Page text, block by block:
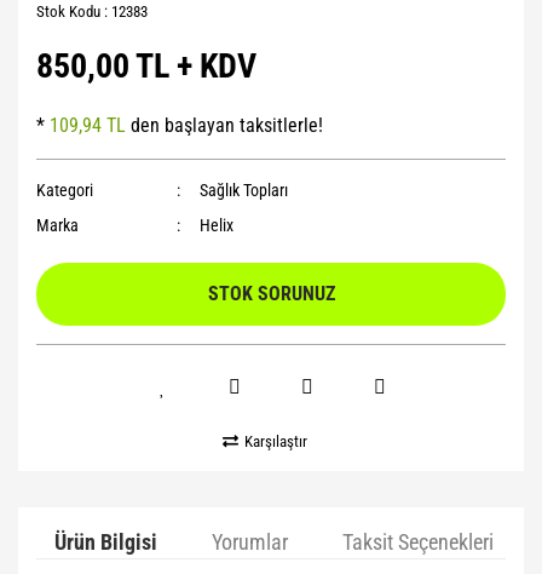
Stok Kodu : 12383
850,00 TL + KDV
* 109,94 TL den başlayan taksitlerle!
Kategori
Sağlık Topları
Marka
Helix
STOK SORUNUZ
Karşılaştır
Ürün Bilgisi Yorumlar Taksit Seçenekleri